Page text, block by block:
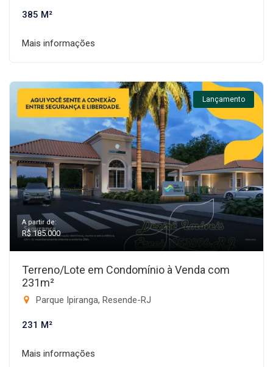
385 M²
Mais informações
Lançamento
A partir de:
R$ 185.000
Terreno/Lote em Condomínio à Venda com
231m²
Parque Ipiranga, Resende-RJ
231 M²
Mais informações